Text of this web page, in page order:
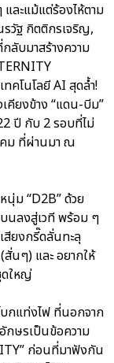
และแม้แต่ร้องไห้ตาม
วัฐ กิตติกรเจริญ,
ลับมาสร้างความ
คโนโลยี AI สุดล้ำ!
คียงข้าง “แดน-บีม”
ปี กับ 2 รอบที่ไม่
คม ที่ผ่านมา ณ
นุ่ม “D2B” ด้วย
นลงสู่เวที พร้อม ๆ
สียงกรี๊ดลั่นทะลุ
นๆ) และ อยากให้
ดใหญ่
กแท่งไฟ ที่นอกจาก
ษรเป็นข้อความ
ก่อนที่มาฟังกัน